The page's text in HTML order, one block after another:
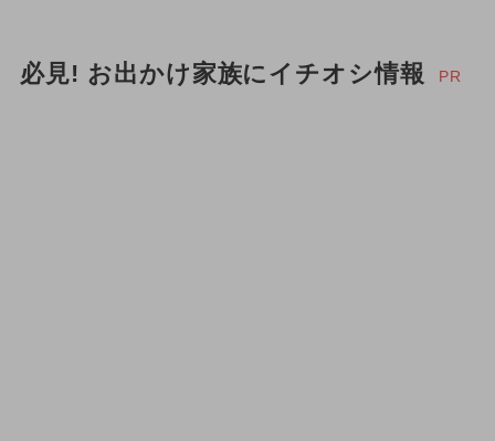
必見! お出かけ家族にイチオシ情報 PR